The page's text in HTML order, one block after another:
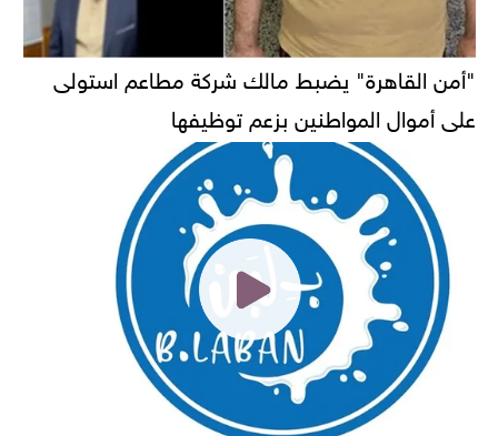
"أمن القاهرة" يضبط مالك شركة مطاعم استولى
على أموال المواطنين بزعم توظيفها